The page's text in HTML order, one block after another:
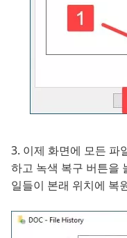
3. 이제 화면에 모든 파
하고 녹색 복구 버튼을
일들이 본래 위치에 복